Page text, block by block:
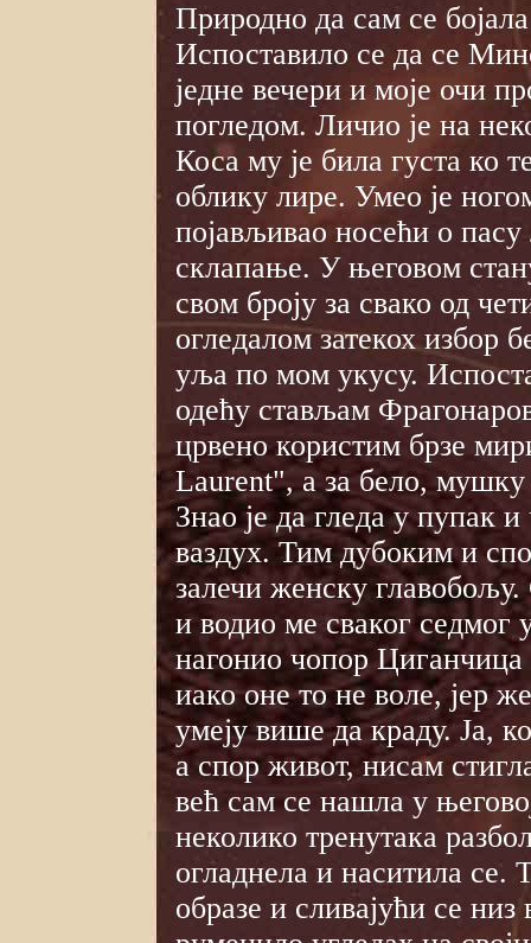
Природно да сам се
Испоставило се да се
једне вечери и моје очи
погледом. Личио је на
Коса му је била густа ко
облику лире. Умео је
појављивао носећи о
склапање. У његовом
свом броју за свако од
огледалом затекох избор
уља по мом укусу.
одећу стављам
црвено користим брзе
Laurent", а за бело,
Знао је да гледа у пупак
ваздух. Тим дубоким и
залечи женску
и водио ме сваког седмог
нагонио чопор
иако оне то не воле, јер
умеју више да краду. Ја,
а спор живот, нисам
већ сам се нашла у
неколико тренутака
огладнела и наситила
образе и сливајући се низ